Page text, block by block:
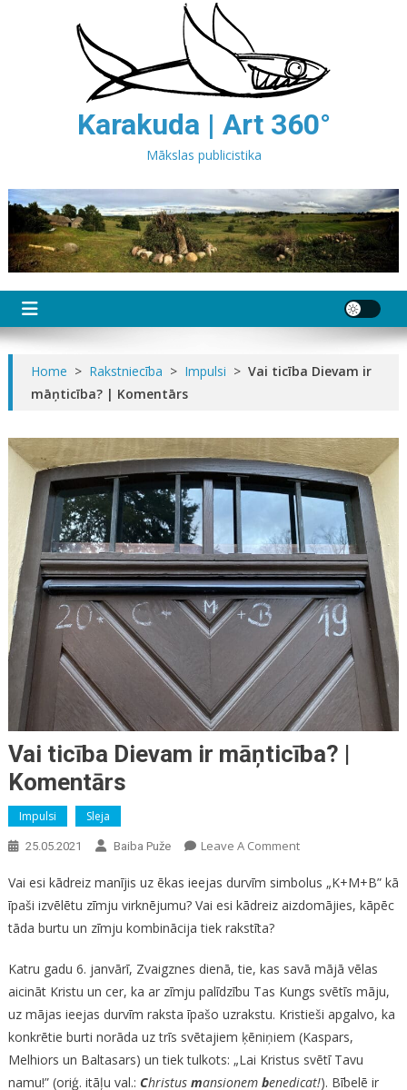
Karakuda | Art 360°
Mākslas publicistika
Home > Rakstniecība > Impulsi > Vai ticība Dievam ir
māņticība? | Komentārs
Vai ticība Dievam ir māņticība? |
Komentārs
Impulsi Sleja
25.05.2021 Baiba Puže Leave A CommentOn
Ticība
Dievam
|
Komentārs
Vai esi kādreiz manījis uz ēkas ieejas durvīm simbolus „K+M+B” kā
īpaši izvēlētu zīmju virknējumu? Vai esi kādreiz aizdomājies, kāpēc
tāda burtu un zīmju kombinācija tiek rakstīta?
Katru gadu 6. janvārī, Zvaigznes dienā, tie, kas savā mājā vēlas
aicināt Kristu un cer, ka ar zīmju palīdzību Tas Kungs svētīs māju,
uz mājas ieejas durvīm raksta īpašo uzrakstu. Kristieši apgalvo, ka
konkrētie burti norāda uz trīs svētajiem ķēniņiem (Kaspars,
Melhiors un Baltasars) un tiek tulkots: „Lai Kristus svētī Tavu
namu!” (oriģ. itāļu val.: Christus mansionem benedicat!). Bībelē ir